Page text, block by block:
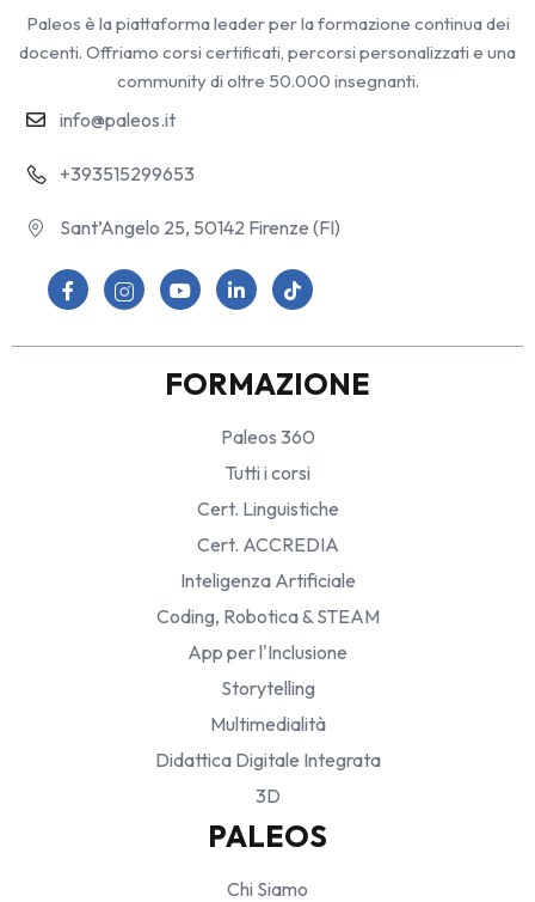
Paleos è la piattaforma leader per la formazione continua dei
docenti. Offriamo corsi certificati, percorsi personalizzati e una
community di oltre 50.000 insegnanti.
info@paleos.it
+393515299653
Sant’Angelo 25, 50142 Firenze (FI)
FORMAZIONE
Paleos 360
Tutti i corsi
Cert. Linguistiche
Cert. ACCREDIA
Inteligenza Artificiale
Coding, Robotica & STEAM
App per l'Inclusione
Storytelling
Multimedialità
Didattica Digitale Integrata
3D
PALEOS
Chi Siamo